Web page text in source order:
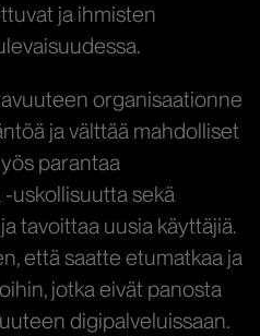
ja ihmisten
organisaationne
ja välttää mahdolliset
parantaa
uskollisuutta sekä
tavoittaa uusia käyttäjiä.
että saatte etumatkaa ja
jotka eivät panosta
digipalveluissaan.